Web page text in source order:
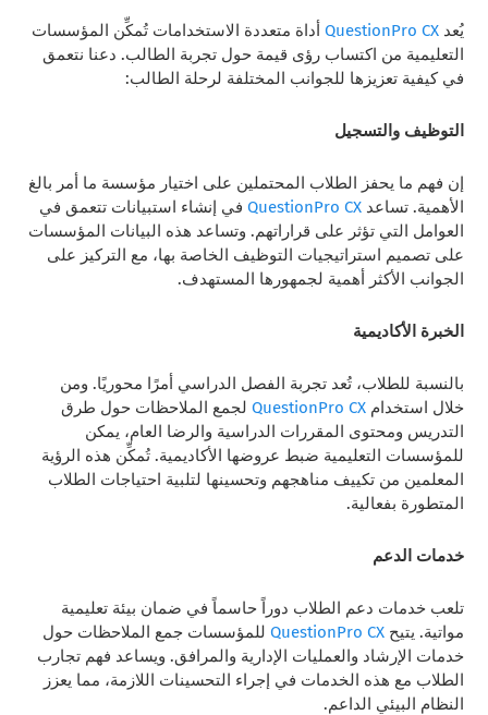
يُعدQuestionPro CX أداة متعددة الاستخدامات تُمكِّن المؤسسات
التعليمية من اكتساب رؤى قيمة حول تجربة الطالب. دعنا نتعمق
في كيفية تعزيزها للجوانب المختلفة لرحلة الطالب:
التوظيف والتسجيل
إن فهم ما يحفز الطلاب المحتملين على اختيار مؤسسة ما أمر بالغ
الأهمية. تساعدQuestionPro CX في إنشاء استبيانات تتعمق في
العوامل التي تؤثر على قراراتهم. وتساعد هذه البيانات المؤسسات
على تصميم استراتيجيات التوظيف الخاصة بها، مع التركيز على
الجوانب الأكثر أهمية لجمهورها المستهدف.
الخبرة الأكاديمية
بالنسبة للطلاب، تُعد تجربة الفصل الدراسي أمرًا محوريًا. ومن
خلال استخدامQuestionPro CX لجمع الملاحظات حول طرق
التدريس ومحتوى المقررات الدراسية والرضا العام، يمكن
للمؤسسات التعليمية ضبط عروضها الأكاديمية. تُمكِّن هذه الرؤية
المعلمين من تكييف مناهجهم وتحسينها لتلبية احتياجات الطلاب
المتطورة بفعالية.
خدمات الدعم
تلعب خدمات دعم الطلاب دوراً حاسماً في ضمان بيئة تعليمية
مواتية. يتيحQuestionPro CX للمؤسسات جمع الملاحظات حول
خدمات الإرشاد والعمليات الإدارية والمرافق. ويساعد فهم تجارب
الطلاب مع هذه الخدمات في إجراء التحسينات اللازمة، مما يعزز
النظام البيئي الداعم.